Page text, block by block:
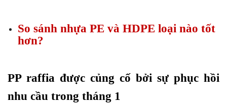
So sánh nhựa PE và HDPE loại nào tốt
hơn?
PP raffia được củng cố bởi sự phục hồi
nhu cầu trong tháng 1